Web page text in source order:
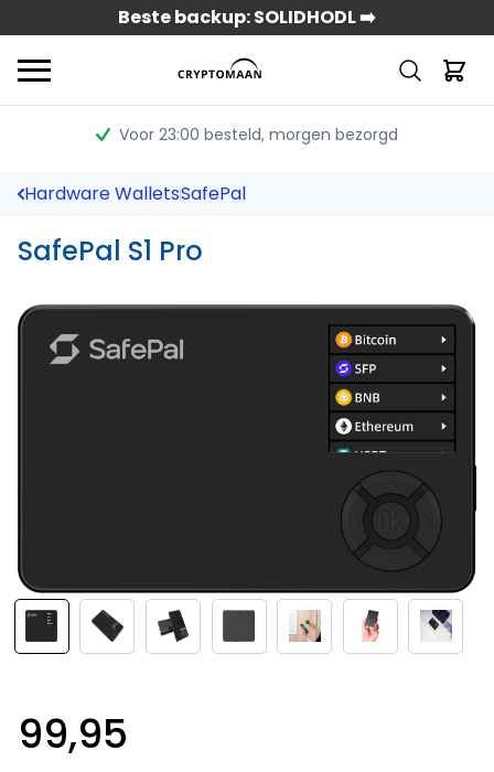
Beste backup: SOLIDHODL ➡️
Voor 23:00 besteld, morgen bezorgd
Hardware WalletsSafePal
SafePal S1 Pro
99,95